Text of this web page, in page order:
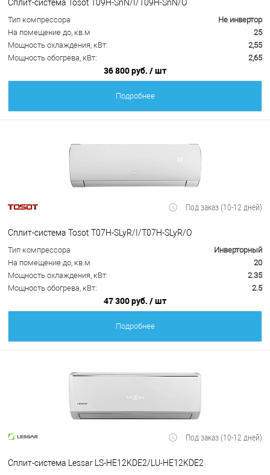
Сплит-система Tosot T09H-SnN/I/T09H-SnN/O
Тип компрессора
Не инвертор
На помещение до, кв.м
25
Мощность охлаждения, кВт:
2,55
Мощность обогрева, кВт:
2,65
36 800 руб. / шт
Подробнее
Под заказ (10-12 дней)
Сплит-система Tosot T07H-SLyR/I/T07H-SLyR/O
Тип компрессора
Инверторный
На помещение до, кв.м
20
Мощность охлаждения, кВт:
2.35
Мощность обогрева, кВт:
2.5
47 300 руб. / шт
Подробнее
Под заказ (10-12 дней)
Сплит-система Lessar LS-HE12KDE2/LU-HE12KDE2